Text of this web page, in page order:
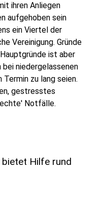
ihren Anliegen
aufgehoben sein
ein Viertel der
Vereinigung. Gründe
ist aber
niedergelassenen
zu lang seien.
gestresstes
Notfälle.
Hilfe rund